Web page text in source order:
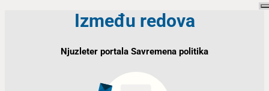
Između redova
Njuzleter portala Savremena politika